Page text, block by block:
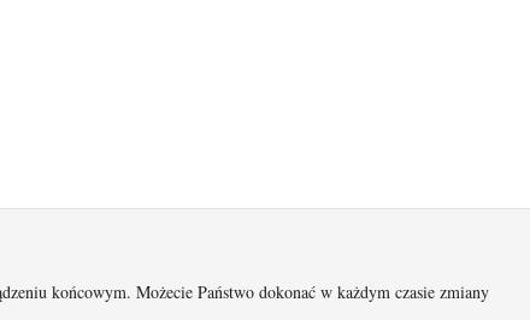
końcowym. Możecie Państwo dokonać w każdym czasie zmiany